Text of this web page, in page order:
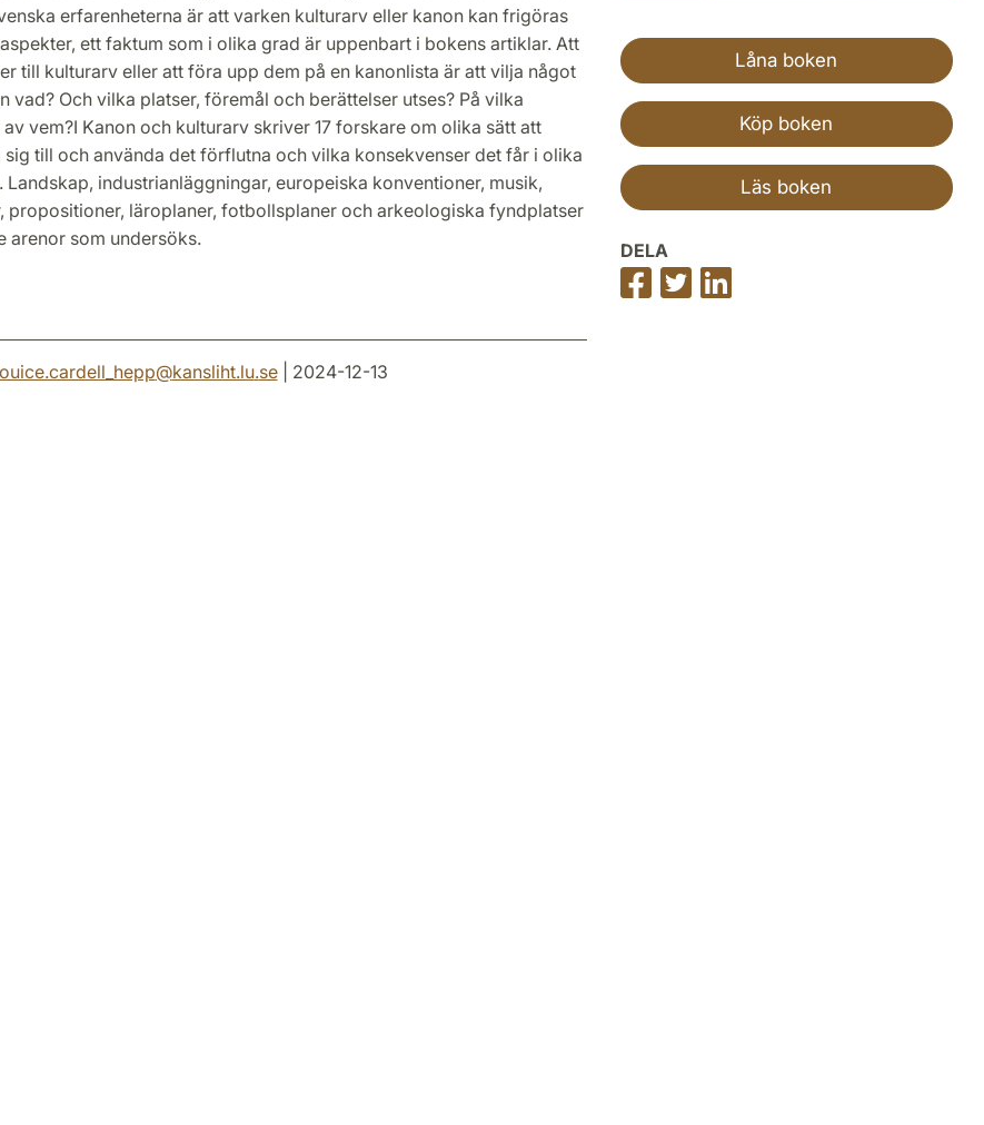
erfarenheterna är att varken kulturarv eller kanon kan frigöras
ett faktum som i olika grad är uppenbart i bokens artiklar. Att
till kulturarv eller att föra upp dem på en kanonlista är att vilja något
vad? Och vilka platser, föremål och berättelser utses? På vilka
vem?I Kanon och kulturarv skriver 17 forskare om olika sätt att
till och använda det förflutna och vilka konsekvenser det får i olika
Landskap, industrianläggningar, europeiska konventioner, musik,
propositioner, läroplaner, fotbollsplaner och arkeologiska fyndplatser
arenor som undersöks.
Låna boken
Köp boken
Läs boken
DELA
Dela
på
Dela
på
på
@kansliht.lu.se| 2024-12-13